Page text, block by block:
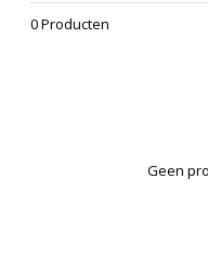
0 Producten
Geen